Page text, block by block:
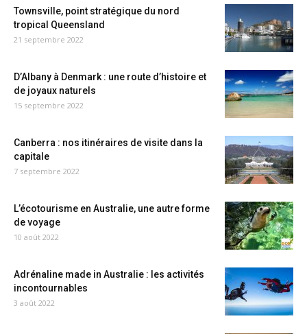
Townsville, point stratégique du nord
tropical Queensland
21 septembre 2022
D’Albany à Denmark : une route d’histoire et
de joyaux naturels
15 septembre 2022
Canberra : nos itinéraires de visite dans la
capitale
7 septembre 2022
L’écotourisme en Australie, une autre forme
de voyage
10 août 2022
Adrénaline made in Australie : les activités
incontournables
3 août 2022